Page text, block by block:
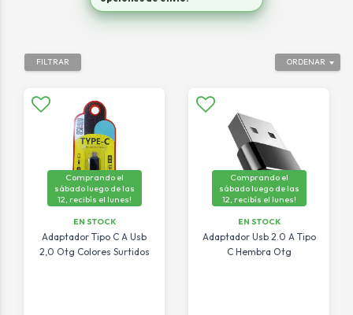
ORDENAR
FILTRAR
Comprando el
sábado luego de las
12, recibís el lunes!
EN STOCK
Adaptador Tipo C A Usb
2,0 Otg Colores Surtidos
Comprando el
sábado luego de las
12, recibís el lunes!
EN STOCK
Adaptador Usb 2.0 A Tipo
C Hembra Otg